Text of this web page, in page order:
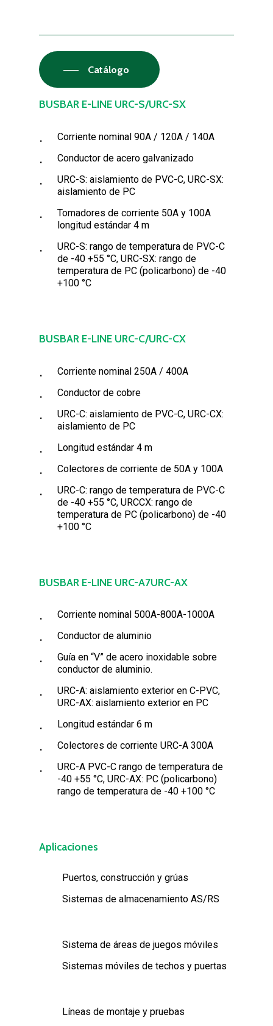
Catálogo
BUSBAR E-LINE URC-S/URC-SX
Corriente nominal 90A / 120A / 140A
Conductor de acero galvanizado
URC-S: aislamiento de PVC-C, URC-SX:
aislamiento de PC
Tomadores de corriente 50A y 100А
longitud estándar 4 m
URC-S: rango de temperatura de PVC-C
de -40 +55 °C, URC-SX: rango de
temperatura de PC (policarbono) de -40
+100 °C
BUSBAR E-LINE URC-C/URC-CX
Corriente nominal 250A / 400A
Conductor de cobre
URC-C: aislamiento de PVC-C, URC-CX:
aislamiento de PC
Longitud estándar 4 m
Colectores de corriente de 50A y 100А
URC-C: rango de temperatura de PVC-C
de -40 +55 °C, URCCX: rango de
temperatura de PC (policarbono) de -40
+100 °C
BUSBAR E-LINE URC-A7URC-AX
Corriente nominal 500A-800A-1000A
Conductor de aluminio
Guía en “V” de acero inoxidable sobre
conductor de aluminio.
URC-A: aislamiento exterior en C-PVC,
URC-AX: aislamiento exterior en PC
Longitud estándar 6 m
Colectores de corriente URC-A 300A
URC-A PVC-C rango de temperatura de
-40 +55 °C, URC-AX: PC (policarbono)
rango de temperatura de -40 +100 °C
Aplicaciones
Puertos, construcción y grúas
Sistemas de almacenamiento AS/RS
Sistema de áreas de juegos móviles
Sistemas móviles de techos y puertas
Líneas de montaje y pruebas